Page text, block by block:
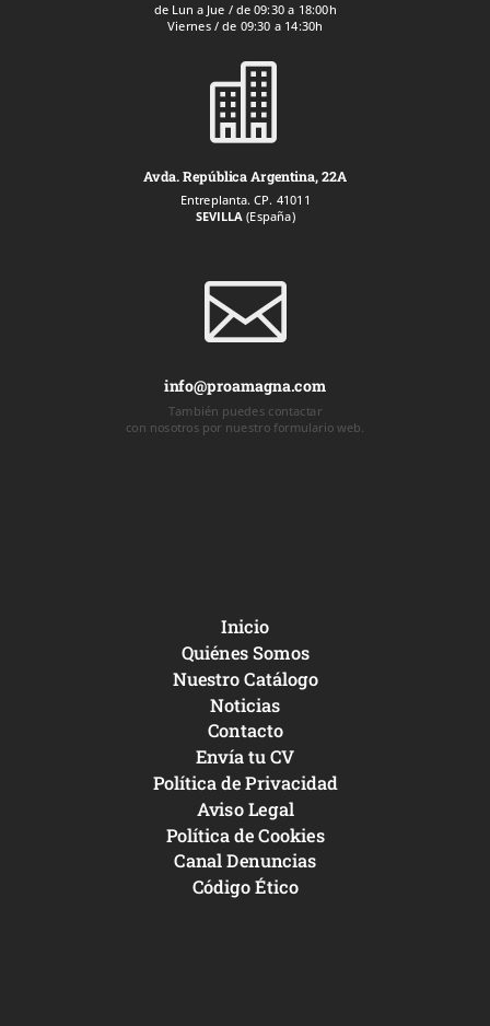
de Lun a Jue / de 09:30 a 18:00h
Viernes / de 09:30 a 14:30h

Avda. República Argentina, 22A
Entreplanta. CP. 41011
SEVILLA (España)

info@proamagna.com
También puedes contactar
con nosotros por nuestro formulario web.
Inicio
Quiénes Somos
Nuestro Catálogo
Noticias
Contacto
Envía tu CV
Política de Privacidad
Aviso Legal
Política de Cookies
Canal Denuncias
Código Ético